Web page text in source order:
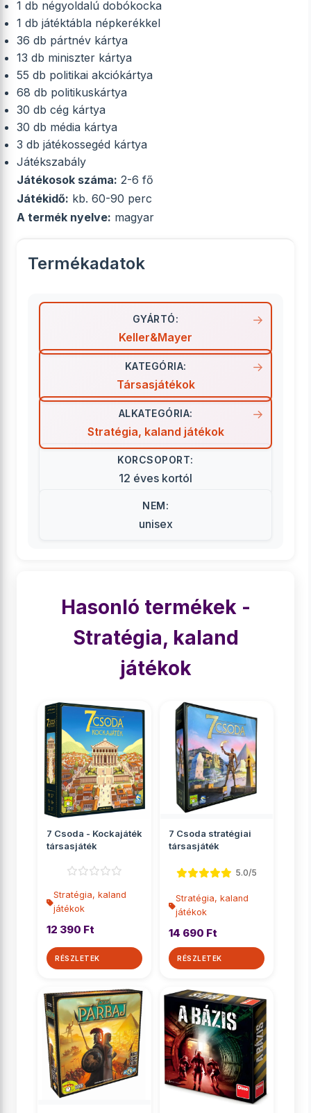
1 db négyoldalú dobókocka
1 db játéktábla népkerékkel
36 db pártnév kártya
13 db miniszter kártya
55 db politikai akciókártya
68 db politikuskártya
30 db cég kártya
30 db média kártya
3 db játékossegéd kártya
Játékszabály
Játékosok száma: 2-6 fő
Játékidő: kb. 60-90 perc
A termék nyelve: magyar
Termékadatok
GYÁRTÓ:
Keller&Mayer
KATEGÓRIA:
Társasjátékok
ALKATEGÓRIA:
Stratégia, kaland játékok
KORCSOPORT:
12 éves kortól
NEM:
unisex
Hasonló termékek -
Stratégia, kaland
játékok
7 Csoda - Kockajáték
társasjáték
Stratégia, kaland
játékok
12 390 Ft
RÉSZLETEK
7 Csoda stratégiai
társasjáték
5.0/5
Stratégia, kaland
játékok
14 690 Ft
RÉSZLETEK